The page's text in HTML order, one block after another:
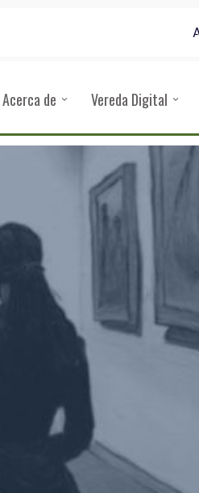
Acerca de Vereda Digital